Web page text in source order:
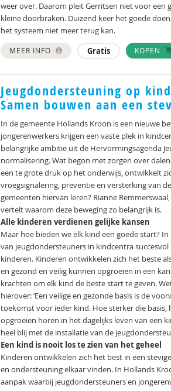
weer over. Daarom pleit Gerritsen niet voor
kleine doorbraken. Duizend keer het goede
het systeem niet meer terug kan.
MEER INFO Gratis KOPEN
Jeugdondersteuning op
Samen bouwen aan een
In de gemeente Hollands Kroon is een nieuwe
jongerenwerkers krijgen een vaste plek in
belangrijke ambitie uit de Hervormingsagenda
normalisering. Wat begon met zorgen over
een te grote druk op het onderwijs, ontwikkelt
vroegsignalering, preventie en versterking van
gemeenten hiervan leren? Rianne
vertelt waarom deze beweging zo belangrijk is.
Alle kinderen verdienen gelijke kansen
Maar hoe bieden we elk kind een goede start?
van jeugdondersteuners in kindcentra
kinderen. Kinderen ontwikkelen zich het beste
en gezond en veilig kunnen opgroeien in een
krachten om elk kind de beste start te geven.
hierover: ‘Een veilige en gezonde basis is de
toekomst voor ieder kind. Hoe sterker die
opgroeien horen in het dagelijks leven van een
heel blij met de installatie van de
Een kind is nooit los te zien van het geheel
Kinderen ontwikkelen zich het best in een
en ondersteuning elkaar vinden. In Hollands
aanpak waarbij jeugdondersteuners en